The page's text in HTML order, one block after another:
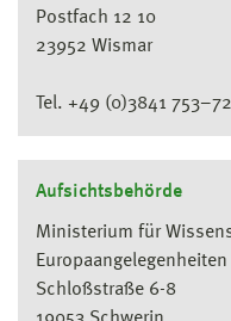
Postfach 12 10
23952 Wismar
Tel. +49 (0)3841
Aufsichtsbehörde
Ministerium für
Schloßstraße 6-8